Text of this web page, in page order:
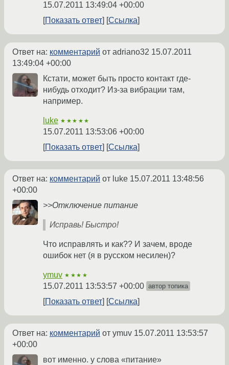
15.07.2011 13:49:04 +00:00
Показать ответ
Ссылка
Ответ на: комментарий от adriano32 15.07.2011
13:49:04 +00:00
Кстати, может быть просто контакт где-
нибудь отходит? Из-за вибрации там,
например.
luke ★★★★★
15.07.2011 13:53:06 +00:00
Показать ответ
Ссылка
Ответ на: комментарий от luke 15.07.2011 13:48:56
+00:00
>>Отключение питание
Исправь! Быстро!
Что исправлять и как?? И зачем, вроде
ошибок нет (я в русском несилен)?
ymuv ★★★★
15.07.2011 13:53:57 +00:00 автор топика
Показать ответ Ссылка
Ответ на: комментарий от ymuv 15.07.2011 13:53:57
+00:00
вот именно. у слова «питание»